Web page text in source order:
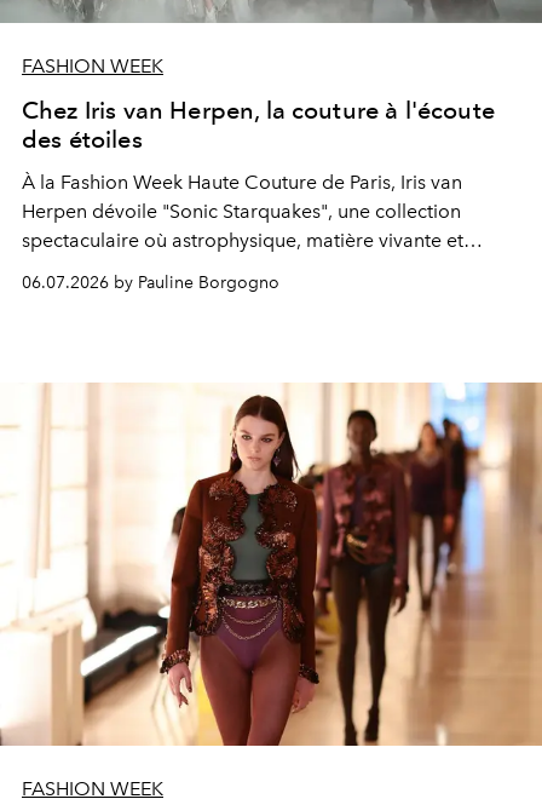
FASHION WEEK
Chez Iris van Herpen, la couture à l'écoute
des étoiles
À la Fashion Week Haute Couture de Paris, Iris van
Herpen dévoile "Sonic Starquakes", une collection
spectaculaire où astrophysique, matière vivante et
savoir-faire d'exception composent une nouvelle vision
du corps en résonance avec l'univers.
06.07.2026 by Pauline Borgogno
FASHION WEEK